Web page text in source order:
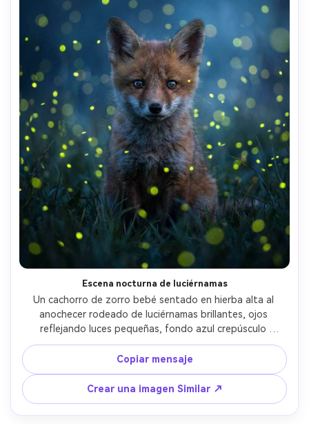
Escena nocturna de luciérnamas
Un cachorro de zorro bebé sentado en hierba alta al
anochecer rodeado de luciérnamas brillantes, ojos
reflejando luces pequeñas, fondo azul crepúsculo
profundo, suave neblina volumétrica, disparado en Sony
A7S III con 85mm f/1.4, primer plano con orbes bokeh,
contraste cinematográfico, detalle de piel fotorealista,
estado de ánimo mágico del bosque- -ar 4:5
Copiar mensaje
Crear una imagen Similar ↗